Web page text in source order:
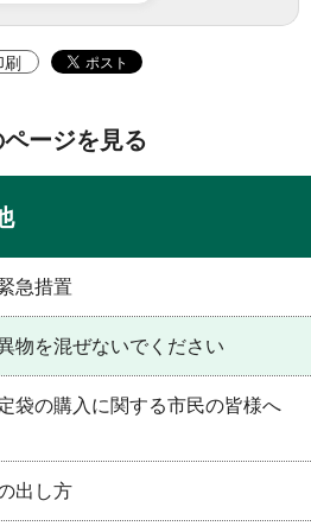
刷
ージを見る
急措置
物を混ぜないでください
袋の購入に関する市民の皆様へ
出し方